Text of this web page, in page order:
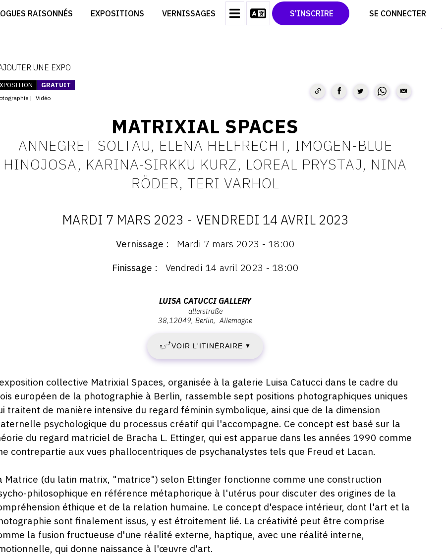
RAISONNÉS EXPOSITIONS VERNISSAGES S'INSCRIRE SE CONNECTER
CRÉER SON CATALOGUE D'EXPO
CONTACT
CGU
TWITTER
PINTEREST
UNE EXPO
GRATUIT
Vidéo
MATRIXIAL SPACES
ANNEGRET SOLTAU, ELENA HELFRECHT, IMOGEN-BLUE
HINOJOSA, KARINA-SIRKKU KURZ, LOREAL PRYSTAJ, NINA
RÖDER, TERI VARHOL
DATES
:
7
MARS
2023
-
VENDREDI
14
AVRIL
2023
MARDI 7 MARS 2023 - VENDREDI 14 AVRIL 2023
Vernissage
Mardi 7 mars 2023 - 18:00
Finissage
Vendredi 14 avril 2023 - 18:00
12049
Berlin
LUISA CATUCCI GALLERY
allerstraße
38 12049 Berlin Allemagne
VOIR L'ITINÉRAIRE ▼
collective Matrixial Spaces, organisée à la galerie Luisa Catucci dans le cadre du
européen de la photographie à Berlin, rassemble sept positions photographiques uniques
traitent de manière intensive du regard féminin symbolique, ainsi que de la dimension
psychologique du processus créatif qui l'accompagne. Ce concept est basé sur la
du regard matriciel de Bracha L. Ettinger, qui est apparue dans les années 1990 comme
contrepartie aux vues phallocentriques de psychanalystes tels que Freud et Lacan.
Matrice (du latin matrix, "matrice") selon Ettinger fonctionne comme une construction
philosophique en référence métaphorique à l'utérus pour discuter des origines de la
éthique et de la relation humaine. Le concept d'espace intérieur, dont l'art et la
sont finalement issus, y est étroitement lié. La créativité peut être comprise
la fusion fructueuse d'une réalité externe, haptique, avec une réalité interne,
qui donne naissance à l'œuvre d'art.